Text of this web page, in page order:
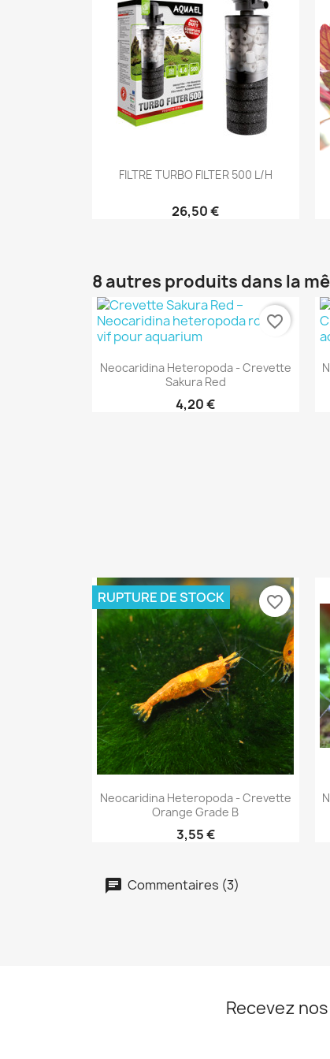
Aperçu rapide
FILTRE TURBO FILTER 500 L/h
26,50 €
8 autres produits dans la
 Aperçu rapide
Neocaridina Heteropoda - Crevette
Sakura Red
4,20 €
favorite_border
 Aperçu rapide
Neocaridina Heteropoda - Crevette
Orange Grade B
3,55 €
RUPTURE DE STOCK favorite_border
Commentaires (3)
Recevez